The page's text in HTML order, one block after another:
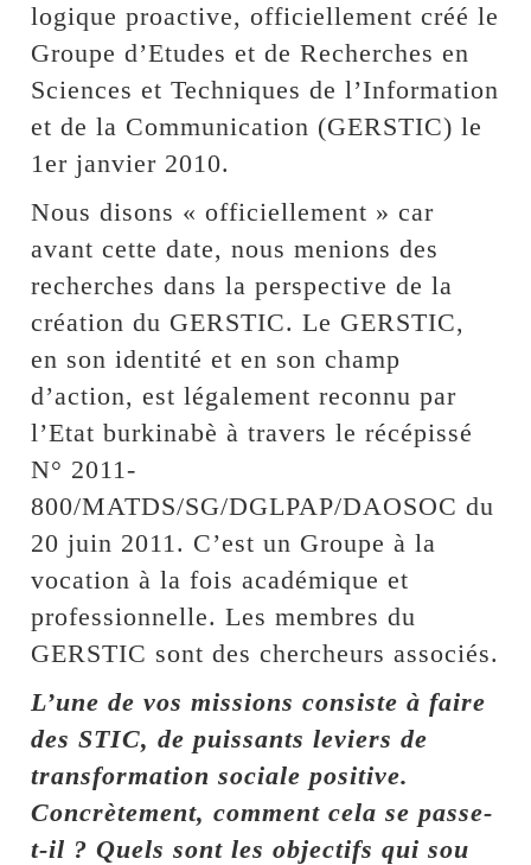
logique proactive, officiellement créé le
Groupe d’Etudes et de Recherches en
Sciences et Techniques de l’Information
et de la Communication (GERSTIC) le
1er janvier 2010.
Nous disons « officiellement » car
avant cette date, nous menions des
recherches dans la perspective de la
création du GERSTIC. Le GERSTIC,
en son identité et en son champ
d’action, est légalement reconnu par
l’Etat burkinabè à travers le récépissé
N° 2011-
800/MATDS/SG/DGLPAP/DAOSOC du
20 juin 2011. C’est un Groupe à la
vocation à la fois académique et
professionnelle. Les membres du
GERSTIC sont des chercheurs associés.
L’une de vos missions consiste à faire
des STIC, de puissants leviers de
transformation sociale positive.
Concrètement, comment cela se passe-
t-il ? Quels sont les objectifs qui sou